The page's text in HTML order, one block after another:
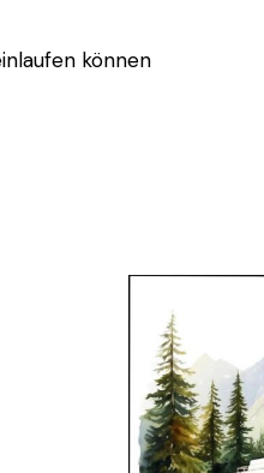
können